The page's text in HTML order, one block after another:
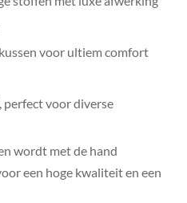
voor ultiem comfort
perfect voor diverse
wordt met de hand
een hoge kwaliteit en een